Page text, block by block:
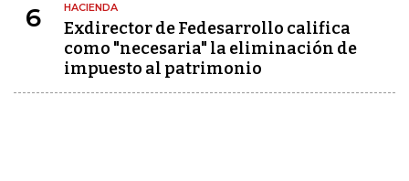
6 HACIENDA
Exdirector de Fedesarrollo califica
como "necesaria" la eliminación de
impuesto al patrimonio